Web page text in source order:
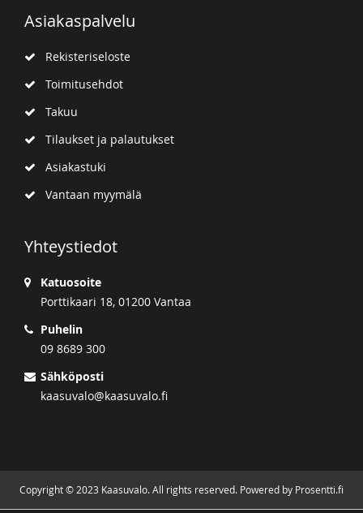
Asiakaspalvelu
Rekisteriseloste
Toimitusehdot
Takuu
Tilaukset ja palautukset
Asiakastuki
Vantaan myymälä
Yhteystiedot
Katuosoite
Porttikaari 18, 01200 Vantaa
Puhelin
09 8689 300
Sähköposti
kaasuvalo@kaasuvalo.fi
Copyright © 2023 Kaasuvalo. All rights reserved. Powered by Prosentti.fi